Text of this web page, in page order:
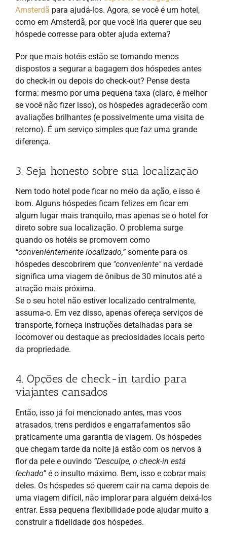
Amsterdã para ajudá-los. Agora, se você é um hotel,
como em Amsterdã, por que você iria querer que seu
hóspede corresse para obter ajuda externa?
Por que mais hotéis estão se tornando menos
dispostos a segurar a bagagem dos hóspedes antes
do check-in ou depois do check-out? Pense desta
forma: mesmo por uma pequena taxa (claro, é melhor
se você não fizer isso), os hóspedes agradecerão com
avaliações brilhantes (e possivelmente uma visita de
retorno). É um serviço simples que faz uma grande
diferença.
3. Seja honesto sobre sua localização
Nem todo hotel pode ficar no meio da ação, e isso é
bom. Alguns hóspedes ficam felizes em ficar em
algum lugar mais tranquilo, mas apenas se o hotel for
direto sobre sua localização. O problema surge
quando os hotéis se promovem como
“convenientemente localizado,”somente para os
hóspedes descobrirem que "conveniente"na verdade
significa uma viagem de ônibus de 30 minutos até a
atração mais próxima.
Se o seu hotel não estiver localizado centralmente,
assuma-o. Em vez disso, apenas ofereça serviços de
transporte, forneça instruções detalhadas para se
locomover ou destaque as preciosidades locais perto
da propriedade.
4. Opções de check-in tardio para
viajantes cansados
Então, isso já foi mencionado antes, mas voos
atrasados, trens perdidos e engarrafamentos são
praticamente uma garantia de viagem. Os hóspedes
que chegam tarde da noite já estão com os nervos à
flor da pele e ouvindo “Desculpe, o check-in está
fechado”é o insulto máximo. Bem, isso e cobrar mais
deles. Os hóspedes só querem cair na cama depois de
uma viagem difícil, não implorar para alguém deixá-los
entrar. Essa pequena flexibilidade pode ajudar muito a
construir a fidelidade dos hóspedes.